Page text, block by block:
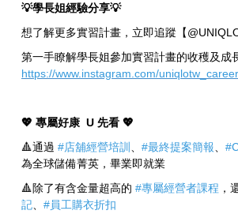
💡學長姐經驗分享💡
想了解更多實習計畫，立即追蹤【
第一手瞭解學長姐參加實習計畫的收穫及成
https://www.instagram.com/
💖 專屬好康 U 先看 💖
🔺通過 #店舖經營培訓 #最終提案簡報
為全球儲備菁英，畢業即就業
🔺除了有含金量超高的 #專屬經營者課程 ，
記
#員工購衣折扣